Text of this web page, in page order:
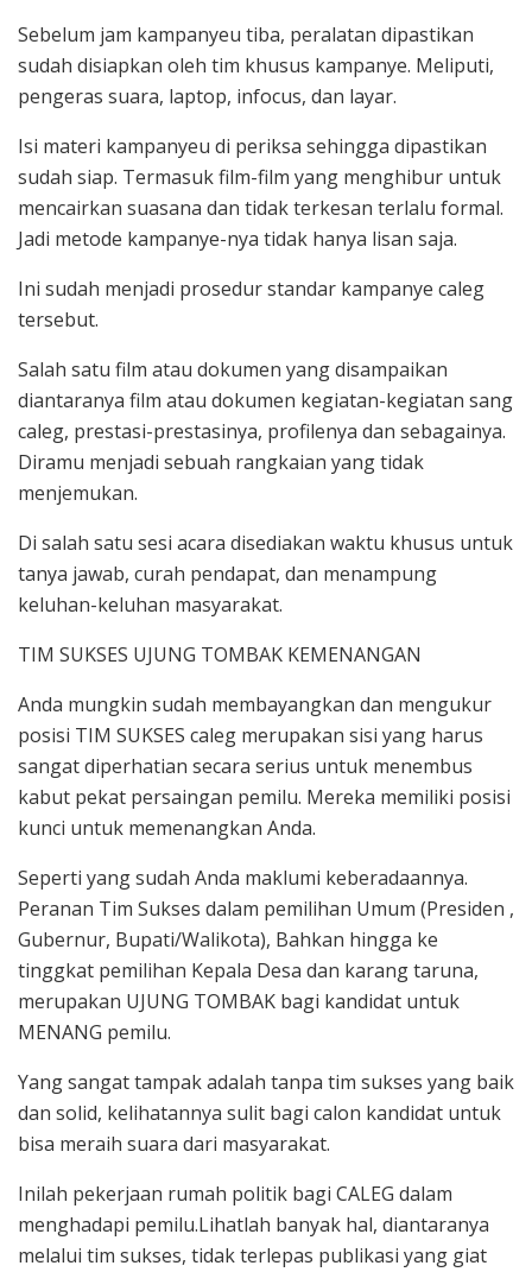
Sebelum jam kampanyeu tiba, peralatan dipastikan
sudah disiapkan oleh tim khusus kampanye. Meliputi,
pengeras suara, laptop, infocus, dan layar.
Isi materi kampanyeu di periksa sehingga dipastikan
sudah siap. Termasuk film-film yang menghibur untuk
mencairkan suasana dan tidak terkesan terlalu formal.
Jadi metode kampanye-nya tidak hanya lisan saja.
Ini sudah menjadi prosedur standar kampanye caleg
tersebut.
Salah satu film atau dokumen yang disampaikan
diantaranya film atau dokumen kegiatan-kegiatan sang
caleg, prestasi-prestasinya, profilenya dan sebagainya.
Diramu menjadi sebuah rangkaian yang tidak
menjemukan.
Di salah satu sesi acara disediakan waktu khusus untuk
tanya jawab, curah pendapat, dan menampung
keluhan-keluhan masyarakat.
TIM SUKSES UJUNG TOMBAK KEMENANGAN
Anda mungkin sudah membayangkan dan mengukur
posisi TIM SUKSES caleg merupakan sisi yang harus
sangat diperhatian secara serius untuk menembus
kabut pekat persaingan pemilu. Mereka memiliki posisi
kunci untuk memenangkan Anda.
Seperti yang sudah Anda maklumi keberadaannya.
Peranan Tim Sukses dalam pemilihan Umum (Presiden ,
Gubernur, Bupati/Walikota), Bahkan hingga ke
tinggkat pemilihan Kepala Desa dan karang taruna,
merupakan UJUNG TOMBAK bagi kandidat untuk
MENANG pemilu.
Yang sangat tampak adalah tanpa tim sukses yang baik
dan solid, kelihatannya sulit bagi calon kandidat untuk
bisa meraih suara dari masyarakat.
Inilah pekerjaan rumah politik bagi CALEG dalam
menghadapi pemilu.Lihatlah banyak hal, diantaranya
melalui tim sukses, tidak terlepas publikasi yang giat